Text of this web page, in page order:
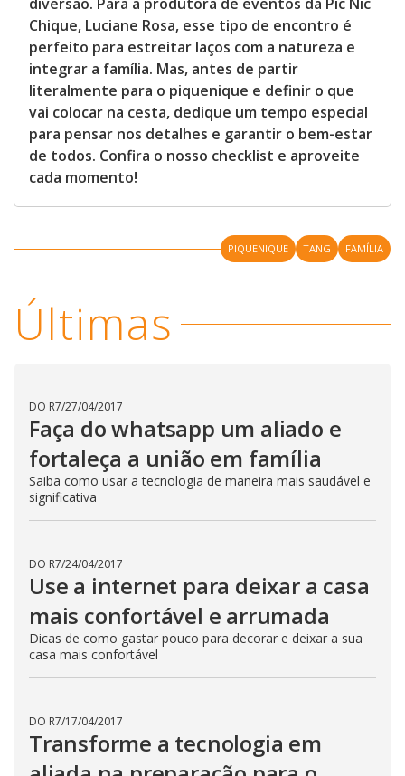
Chique, Luciane Rosa, esse tipo de encontro é
perfeito para estreitar laços com a natureza e
integrar a família. Mas, antes de partir
literalmente para o piquenique e definir o que
vai colocar na cesta, dedique um tempo especial
para pensar nos detalhes e garantir o bem-estar
de todos. Confira o nosso checklist e aproveite
cada momento!
PIQUENIQUE TANG FAMÍLIA
Últimas
DO R7/27/04/2017
Faça do whatsapp um aliado e
fortaleça a união em família
Saiba como usar a tecnologia de maneira mais saudável e
significativa
DO R7/24/04/2017
Use a internet para deixar a casa
mais confortável e arrumada
Dicas de como gastar pouco para decorar e deixar a sua
casa mais confortável
DO R7/17/04/2017
Transforme a tecnologia em